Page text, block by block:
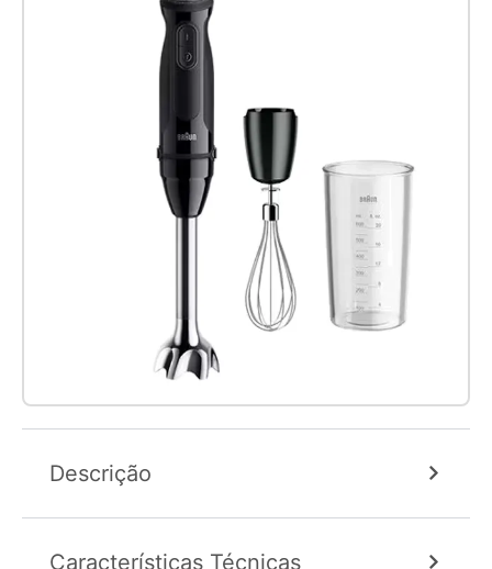
Descrição
Características Técnicas